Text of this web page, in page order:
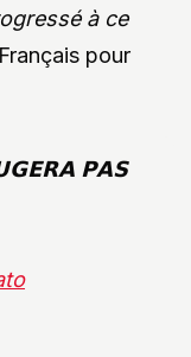
à ce
pour
𝗣𝗔𝗦